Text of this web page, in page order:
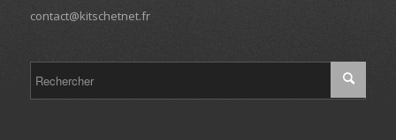
contact@kitschetnet.fr